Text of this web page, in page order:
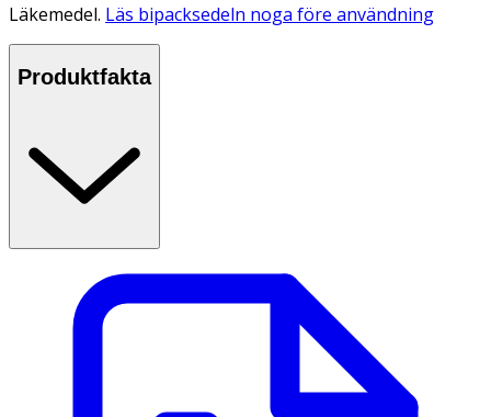
Läkemedel. Läs bipacksedeln noga före användning
Produktfakta